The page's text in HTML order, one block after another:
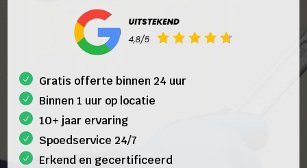
Gratis offerte binnen 24 uur
Binnen 1 uur op locatie
10+ jaar ervaring
Spoedservice 24/7
Erkend en gecertificeerd